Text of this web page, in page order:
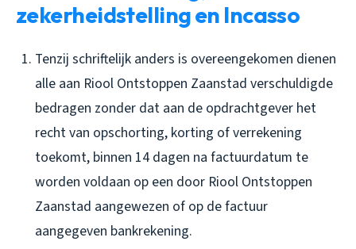
zekerheidstelling en Incasso
Tenzij schriftelijk anders is overeengekomen dienen
alle aan Riool Ontstoppen Zaanstad verschuldigde
bedragen zonder dat aan de opdrachtgever het
recht van opschorting, korting of verrekening
toekomt, binnen 14 dagen na factuurdatum te
worden voldaan op een door Riool Ontstoppen
Zaanstad aangewezen of op de factuur
aangegeven bankrekening.